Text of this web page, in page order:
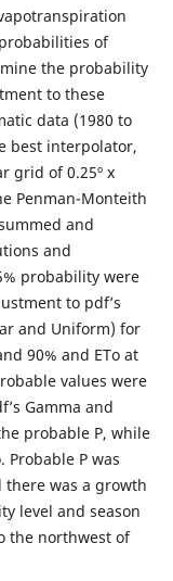
of
the probability
to these
data (1980 to
best interpolator,
grid of 0.25º x
Penman-Monteith
and
and
probability were
to pdf’s
and Uniform) for
90% and ETo at
values were
Gamma and
probable P, while
Probable P was
was a growth
level and season
the northwest of